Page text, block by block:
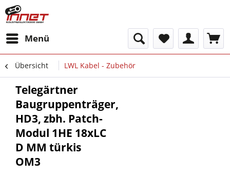
Menü
Übersicht LWL Kabel - Zubehör
Telegärtner
Baugruppenträger,
HD3, zbh. Patch-
Modul 1HE 18xLC
D MM türkis
OM3